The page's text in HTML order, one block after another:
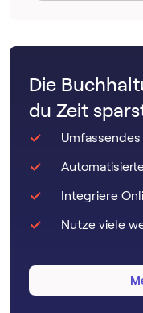
Die
du Zeit
Integriere
Nutze viele